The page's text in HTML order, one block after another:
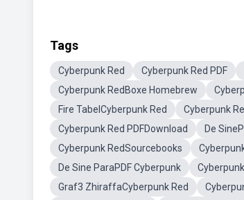
Tags
Cyberpunk Red Cyberpunk Red PDF
Cyberpunk RedBoxe Homebrew
Fire TabelCyberpunk Red
Cyberpunk
Cyberpunk Red PDFDownload
De
Cyberpunk RedSourcebooks
De Sine ParaPDF Cyberpunk
Graf3 ZhiraffaCyberpunk Red